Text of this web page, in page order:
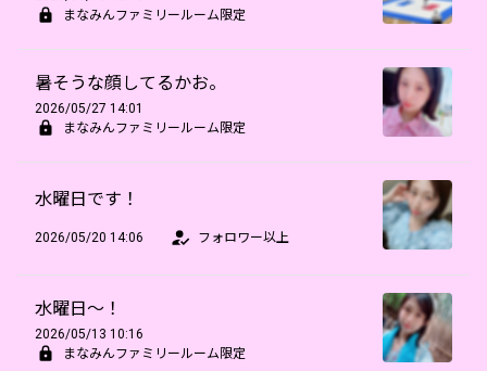
まなみんファミリールーム限定
暑そうな顔してるかお。
2026/05/27 14:01
まなみんファミリールーム限定
水曜日です！
2026/05/20 14:06 フォロワー以上
水曜日〜！
2026/05/13 10:16
まなみんファミリールーム限定